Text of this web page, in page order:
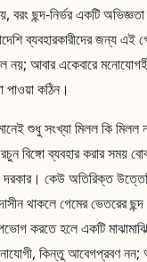
বরং ছন্দ-নির্ভর একটি
ব্যবহারকারীদের জন্য এই
নয়; আবার একেবারে
কঠিন।
শুধু সংখ্যা মিলল কি
ব্যবহার করার সময়
দরকার। কেউ অতিরিক্ত
থাকলে গেমের ভেতরের ছন্দ
করতে হলে একটি
কিন্তু আবেগপ্রবণ নন;